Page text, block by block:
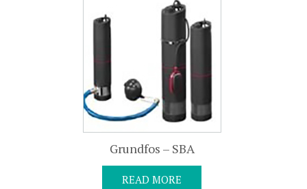
Grundfos – SBA
READ MORE